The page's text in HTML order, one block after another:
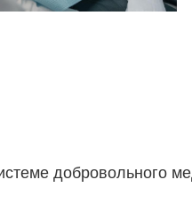
добровольного